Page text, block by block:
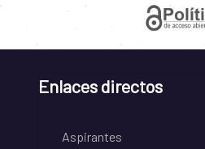
Enlaces directos
Aspirantes